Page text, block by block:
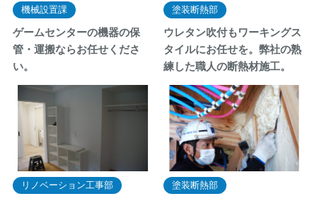
機械設置課
ゲームセンターの機器の保
管・運搬ならお任せくださ
い。
塗装断熱部
ウレタン吹付もワーキングス
タイルにお任せを。弊社の熟
練した職人の断熱材施工。
リノベーション工事部 塗装断熱部